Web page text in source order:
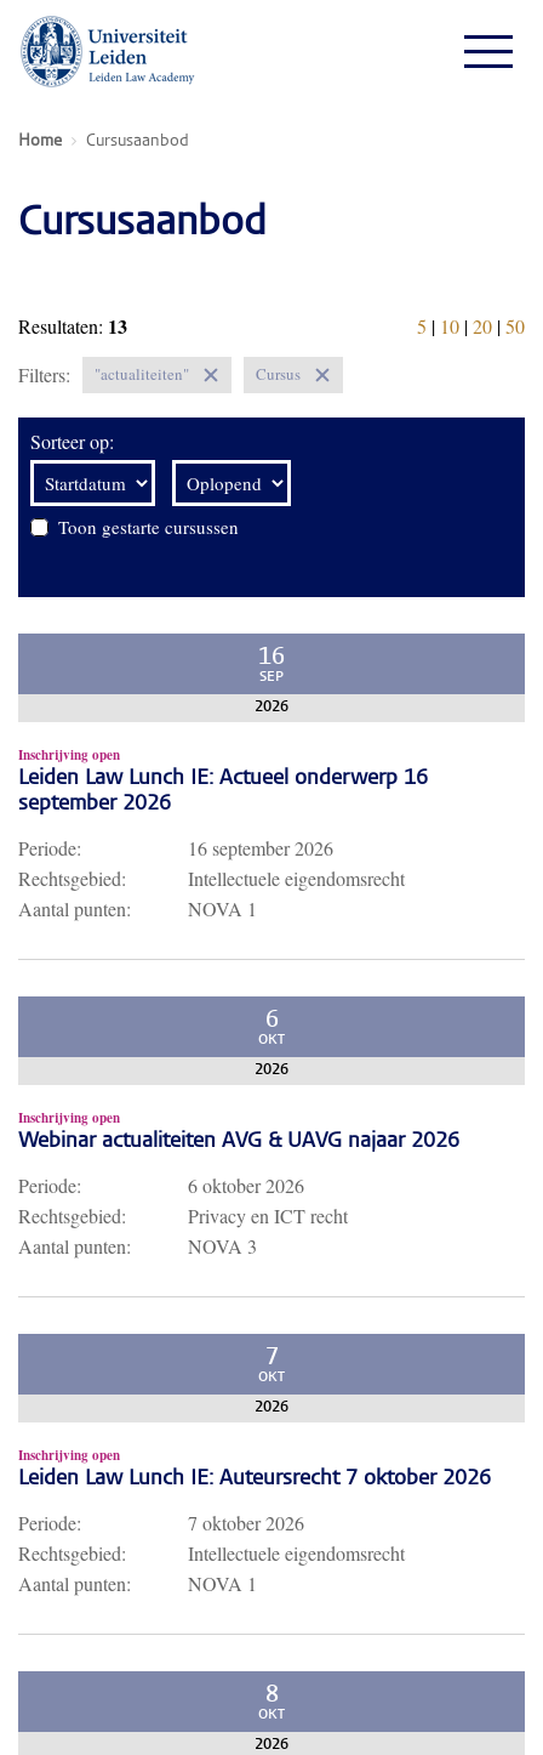
Home Cursusaanbod
Cursusaanbod
Resultaten: 13 5 | 10 |20 |50
Filters:
"actualiteiten" Cursus
Sorteer op:
Toon gestarte cursussen
16
SEP
2026
Inschrijving open
Leiden Law Lunch IE: Actueel onderwerp 16
september 2026
Periode:
16 september 2026
Rechtsgebied:
Intellectuele eigendomsrecht
Aantal punten:
NOVA 1
6
OKT
2026
Inschrijving open
Webinar actualiteiten AVG & UAVG najaar 2026
Periode:
6 oktober 2026
Rechtsgebied:
Privacy en ICT recht
Aantal punten:
NOVA 3
7
OKT
2026
Inschrijving open
Leiden Law Lunch IE: Auteursrecht 7 oktober 2026
Periode:
7 oktober 2026
Rechtsgebied:
Intellectuele eigendomsrecht
Aantal punten:
NOVA 1
8
OKT
2026